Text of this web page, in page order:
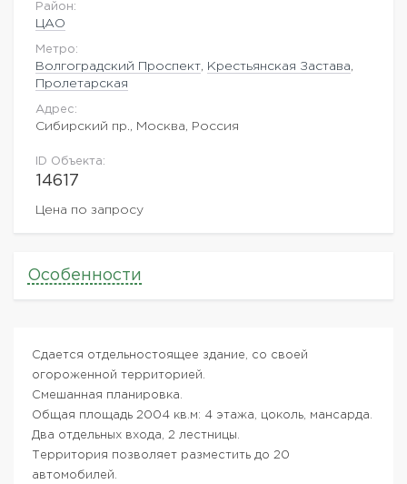
Район:
ЦАО
Метро:
Волгоградский Проспект Крестьянская Застава
Пролетарская
Адрес:
Сибирский пр., Москва, Россия
ID Объекта:
14617
Цена по запросу
Особенности
Сдается отдельностоящее здание, со своей
огороженной территорией.
Смешанная планировка.
Общая площадь 2004 кв.м: 4 этажа, цоколь, мансарда.
Два отдельных входа, 2 лестницы.
Территория позволяет разместить до 20
автомобилей.